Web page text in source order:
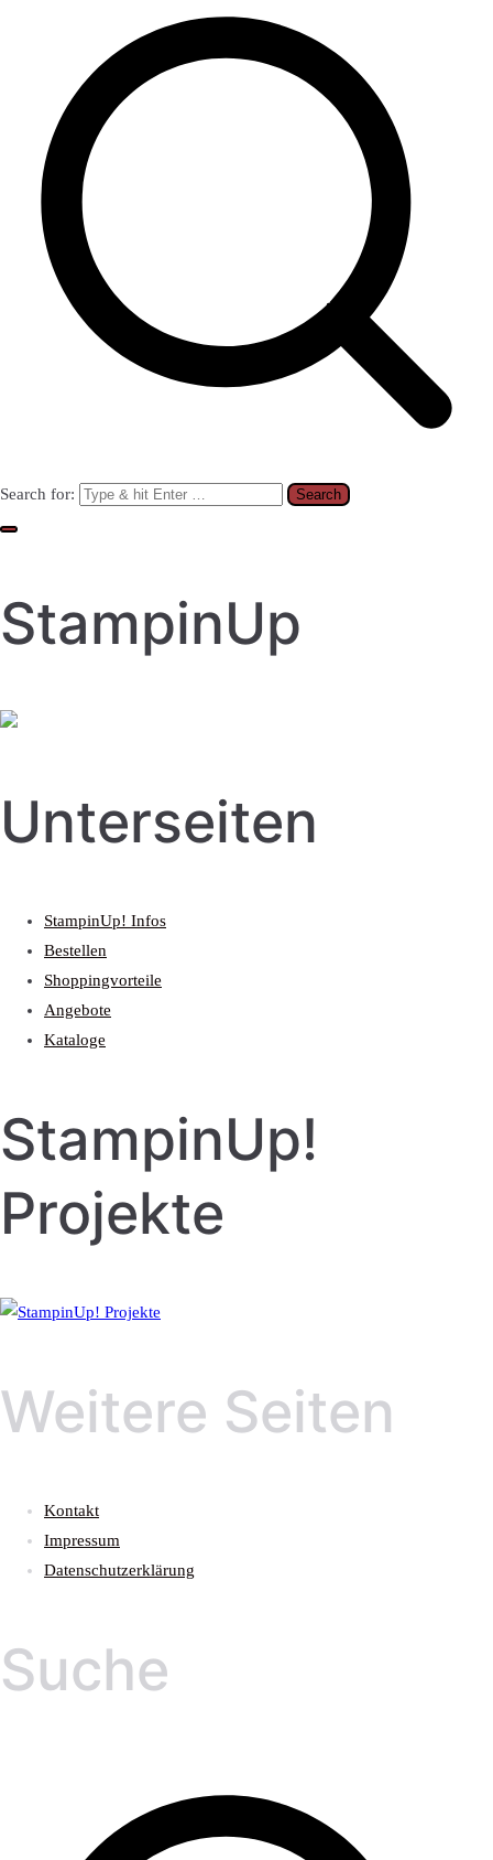
Search for:
StampinUp
Unterseiten
StampinUp! Infos
Bestellen
Shoppingvorteile
Angebote
Kataloge
StampinUp!
Projekte
Weitere Seiten
Kontakt
Impressum
Datenschutzerklärung
Suche